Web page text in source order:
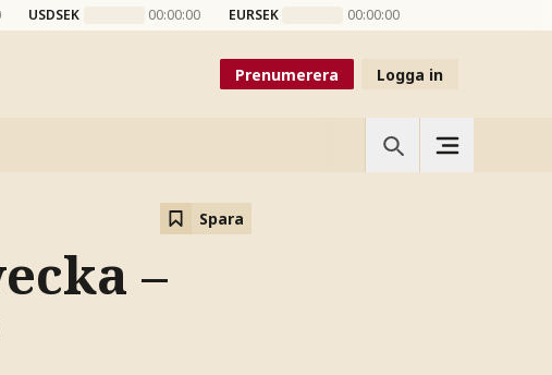
USDSEK 00:00:00 EURSEK 00:00:00
Prenumerera Logga in
Spara
–